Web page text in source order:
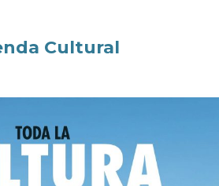
Cultural